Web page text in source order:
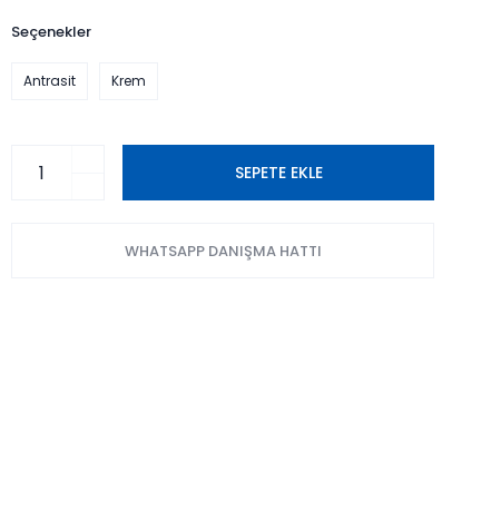
Seçenekler
Antrasit Krem
SEPETE EKLE
WHATSAPP DANIŞMA HATTI